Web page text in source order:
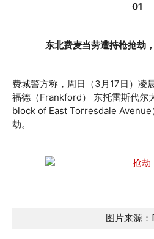
01
东北费麦当劳遭持枪抢劫
费城警方称，周日（3月17日）凌
福德（Frankford） 东托雷斯代尔
block of East Torresdale Avenue
劫。
图片来源：